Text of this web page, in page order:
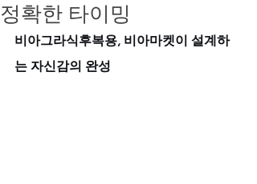
정확한 타이밍
비아그라식후복용, 비아마켓이 설계하
는 자신감의 완성